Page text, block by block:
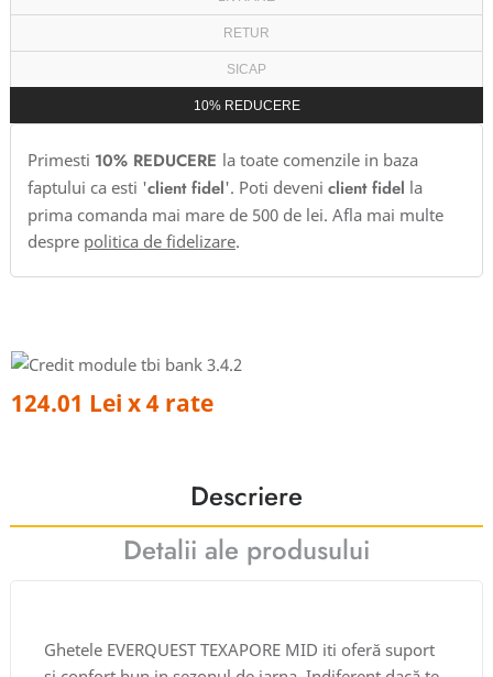
RETUR
SICAP
10% REDUCERE
Primesti 10% REDUCERE la toate comenzile in baza
faptului ca esti 'client fidel'. Poti deveni client fidel la
prima comanda mai mare de 500 de lei. Afla mai multe
despre politica de fidelizare.
124.01 Lei x 4 rate
Descriere
Detalii ale produsului
Ghetele EVERQUEST TEXAPORE MID iti oferă suport